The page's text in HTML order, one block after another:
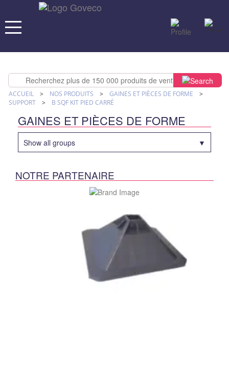
ACCUEIL > NOS PRODUITS > GAINES ET PIÈCES DE FORME >
SUPPORT > B SQF KIT PIED CARRÉ
GAINES ET PIÈCES DE FORME
Show all groups
NOTRE PARTENAIRE